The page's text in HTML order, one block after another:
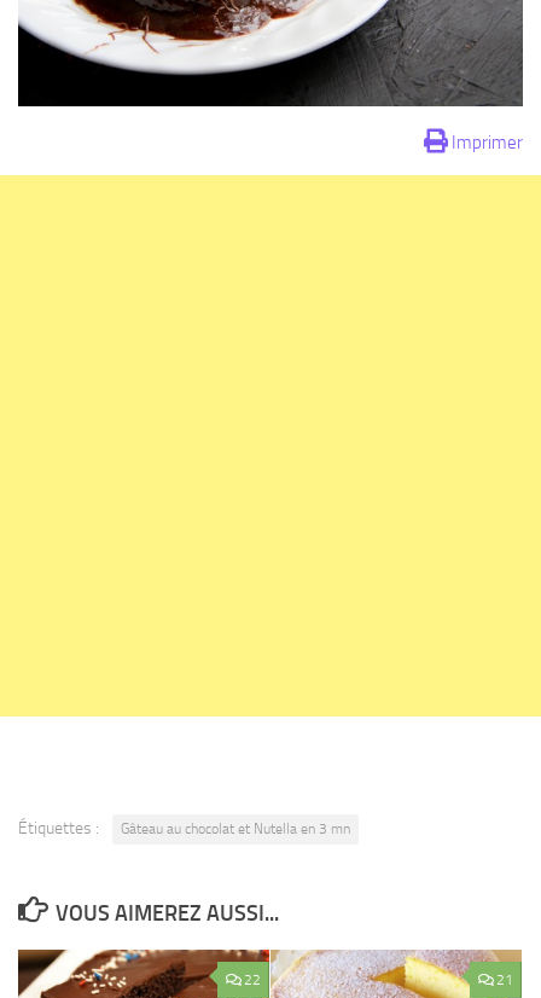
Imprimer
Étiquettes : Gâteau au chocolat et Nutella en 3 mn
VOUS AIMEREZ AUSSI...
22 21